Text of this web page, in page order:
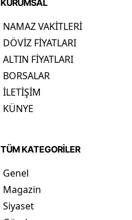
KURUMSAL
NAMAZ VAKİTLERİ
DÖVİZ FİYATLARI
ALTIN FİYATLARI
BORSALAR
İLETİŞİM
KÜNYE
TÜM KATEGORİLER
Genel
Magazin
Siyaset